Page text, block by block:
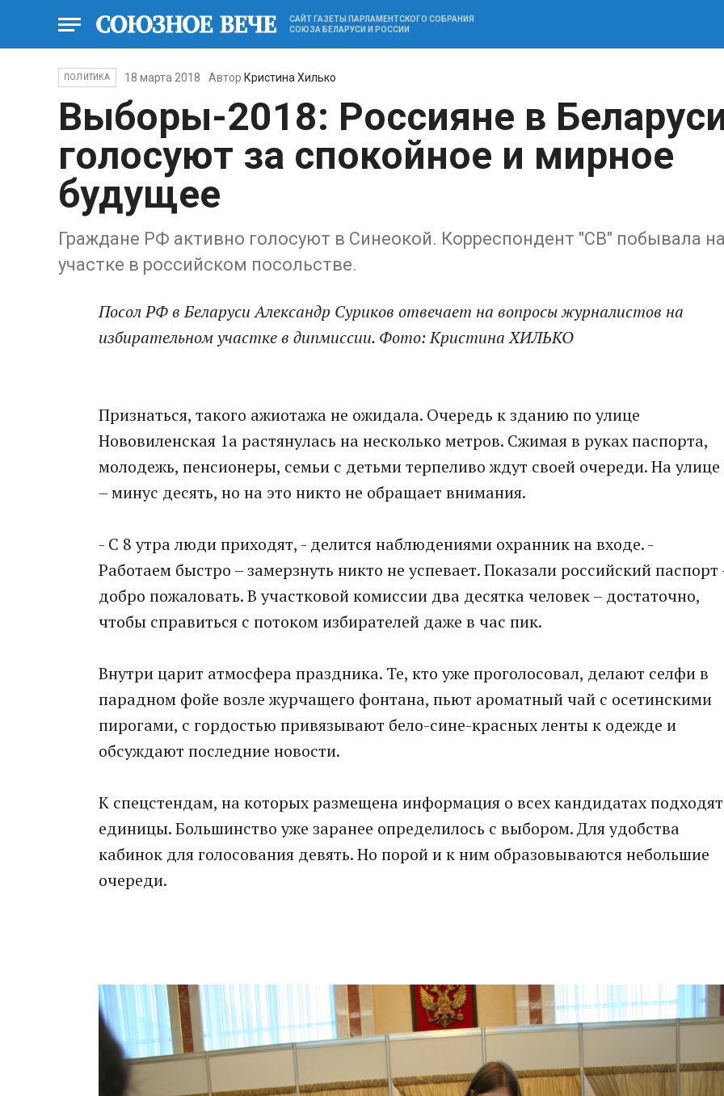
САЙТ ГАЗЕТЫ ПАРЛАМЕНТСКОГО СОБРАНИЯ
СОЮЗА БЕЛАРУСИ И РОССИИ
ПОЛИТИКА 18 марта 2018 Автор Кристина Хилько
Выборы-2018: Россияне в
голосуют за спокойное и мирное
будущее
Граждане РФ активно голосуют в Синеокой. Корреспондент "СВ" побывала на
участке в российском посольстве.
Посол РФ в Беларуси Александр Суриков отвечает на вопросы журналистов на
избирательном участке в дипмиссии. Фото: Кристина ХИЛЬКО
Признаться, такого ажиотажа не ожидала. Очередь к зданию по улице
Нововиленская 1а растянулась на несколько метров. Сжимая в руках паспорта,
молодежь, пенсионеры, семьи с детьми терпеливо ждут своей очереди. На улице
– минус десять, но на это никто не обращает внимания.
- С 8 утра люди приходят, - делится наблюдениями охранник на входе. -
Работаем быстро – замерзнуть никто не успевает. Показали российский паспорт
добро пожаловать. В участковой комиссии два десятка человек – достаточно,
чтобы справиться с потоком избирателей даже в час пик.
Внутри царит атмосфера праздника. Те, кто уже проголосовал, делают селфи в
парадном фойе возле журчащего фонтана, пьют ароматный чай с осетинскими
пирогами, с гордостью привязывают бело-сине-красных ленты к одежде и
обсуждают последние новости.
К спецстендам, на которых размещена информация о всех кандидатах подходят
единицы. Большинство уже заранее определилось с выбором. Для удобства
кабинок для голосования девять. Но порой и к ним образовываются небольшие
очереди.